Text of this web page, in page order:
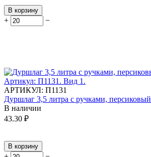
В корзину
+ −
АРТИКУЛ: П1131
Дуршлаг 3,5 литра с ручками, персиковый
В наличии
43.30 ₽
В корзину